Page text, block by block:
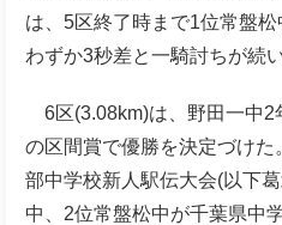
は、5区終了時まで1位常盤
わずか3秒差と一騎討ちが続い
6区(3.08km)は、野田一中2
の区間賞で優勝を決定づけ
部中学校新人駅伝大会(以下
中、2位常盤松中が千葉県中